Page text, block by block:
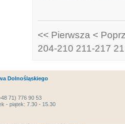
<< Pierwsza <
204-210 211-217
Dolnośląskiego
71) 776 90 53
- piątek: 7.30 - 15.30